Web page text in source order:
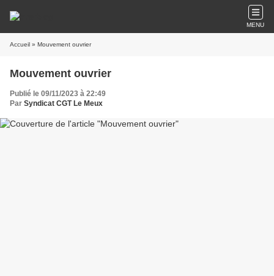
MENU
Accueil » Mouvement ouvrier
Mouvement ouvrier
Publié le 09/11/2023 à 22:49
Par Syndicat CGT Le Meux